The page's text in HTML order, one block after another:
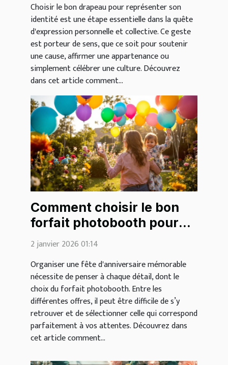
Choisir le bon drapeau pour représenter son
identité est une étape essentielle dans la quête
d'expression personnelle et collective. Ce geste
est porteur de sens, que ce soit pour soutenir
une cause, affirmer une appartenance ou
simplement célébrer une culture. Découvrez
dans cet article comment...
Comment choisir le bon
forfait photobooth pour
votre fête d'anniversaire ?
2 janvier 2026 01:14
Organiser une fête d'anniversaire mémorable
nécessite de penser à chaque détail, dont le
choix du forfait photobooth. Entre les
différentes offres, il peut être difficile de s’y
retrouver et de sélectionner celle qui correspond
parfaitement à vos attentes. Découvrez dans
cet article comment...